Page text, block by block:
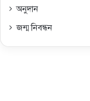
অনুদান
জন্ম নিবন্ধন